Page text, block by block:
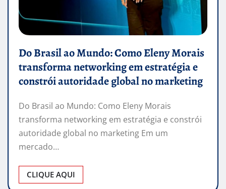
Do Brasil ao Mundo: Como Eleny Morais
transforma networking em estratégia e
constrói autoridade global no marketing
Do Brasil ao Mundo: Como Eleny Morais
transforma networking em estratégia e constrói
autoridade global no marketing Em um
mercado…
CLIQUE AQUI